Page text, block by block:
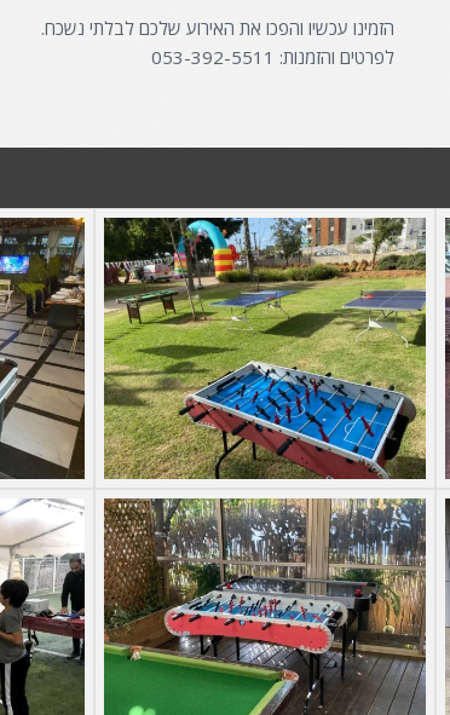
הזמינו עכשיו והפכו את האירוע שלכם לבלתי נשכח.
לפרטים והזמנות: 053-392-5511